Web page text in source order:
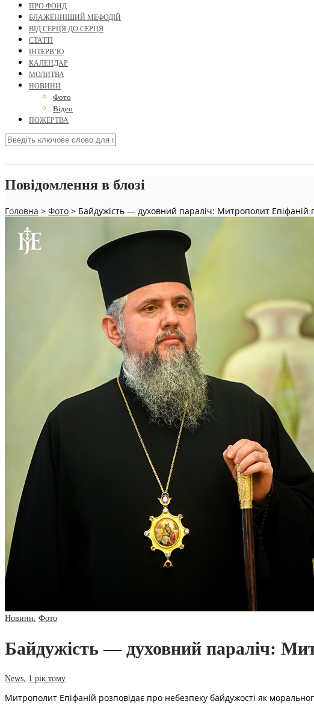
ПРО ФОНД
БЛАЖЕННІШИЙ МЕФОДІЙ
ВІД СЕРЦЯ ДО СЕРЦЯ
СТАТТІ
ІНТЕРВ’Ю
КАЛЕНДАР
МОЛИТВА
НОВИНИ
Фото
Відео
ПОЖЕРТВА
Повідомлення в блозі
Головна > Фото > Байдужість — духовний параліч: Митрополит Епіфаній
Новини Фото
Байдужість — духовний параліч:
News 1 рік тому
Митрополит Епіфаній розповідає про небезпеку байдужості як